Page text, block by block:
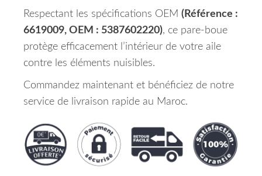
Respectant les spécifications OEM (Référence :
6619009, OEM : 5387602220), ce pare-boue
protège efficacement l’intérieur de votre aile
contre les éléments nuisibles.
Commandez maintenant et bénéficiez de notre
service de livraison rapide au Maroc.